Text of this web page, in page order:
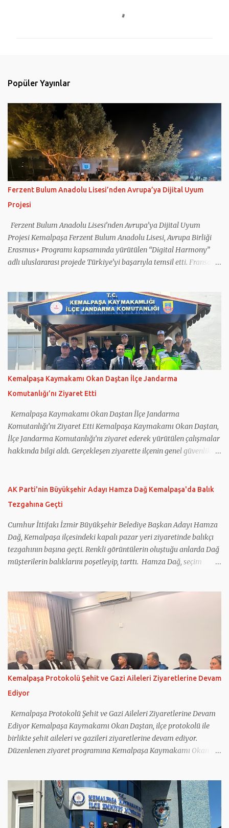
r
Popüler Yayınlar
Ferzent Bulum Anadolu Lisesi’nden Avrupa’ya Dijital Uyum
Projesi
Ferzent Bulum Anadolu Lisesi’nden Avrupa’ya Dijital Uyum
Projesi Kemalpaşa Ferzent Bulum Anadolu Lisesi, Avrupa Birliği
Erasmus+ Programı kapsamında yürütülen “Digital Harmony”
adlı uluslararası projede Türkiye’yi başarıyla temsil etti. Fransa
kurumları katıldı. Projede gençlerin dijital okuryazarlık
becerilerinin geliştirilmesi, sosyal medyanın bilinçli kullanımı,
dijital güvenlik ve ruh sağlığı konularında farkındalık
oluşturulması hedeflendi. Çalışmalar kapsamında öğretmen ve
öğrencilerin kullanımına yönelik eğitim materyalleri
hazırlanırken, sağlıklı teknoloji kullanımını destekleyen Digital
Harmony App adlı mobil uygulama da geliştirildi. Projenin
internet sitesinin hazırlanması ve güncel tutulması görevini
üstlenen Kemalpaşa Ferzent Bulum Anadolu Lisesi, proje
sonuçlarını ilçede düzenlenen tanıtım toplantısında paylaştı.
Okulun projedeki çalışmaları, ö...
Kemalpaşa Kaymakamı Okan Daştan İlçe Jandarma
Komutanlığı’nı Ziyaret Etti
Kemalpaşa Kaymakamı Okan Daştan İlçe Jandarma
Komutanlığı’nı Ziyaret Etti Kemalpaşa Kaymakamı Okan Daştan,
İlçe Jandarma Komutanlığı’nı ziyaret ederek yürütülen çalışmalar
hakkında bilgi aldı. Gerçekleşen ziyarette ilçenin genel güvenlik
Mehmet Önder Ortoğlu, İlçe Jandarma Komutanlığı’nın
faaliyetleri hakkında Kaymakam Daştan’a bilgi verdi. Jandarma
vatandaşların huzur ve güvenliği için gece gündüz fedakârca
görev yapan tüm personele teşekkür ederek çalışmalarında
başarılar diledi.
AK Parti'nin Büyükşehir Adayı Hamza Dağ Kemalpaşa'da Balık
Tezgahına Geçti
Cumhur İttifakı İzmir Büyükşehir Belediye Başkan Adayı Hamza
Dağ, Kemalpaşa ilçesindeki kapalı pazar yeri ziyaretinde balıkçı
tezgahının başına geçti. Renkli görüntülerin oluştuğu anlarda Dağ
müşterilerin balıklarını poşetleyip, tarttı. Hamza Dağ, seçim
merkezini ziyaret etti. Daha sonra ilçenin işlek caddelerinde esnafı
ziyaret etti. Esnafla sohbet eden Dağ, onların taleplerini dinledi.
Daha sonra kapalı pazar yerini dolaşan Dağ, esnafa hayırlı ve bol
kazançlar diledi. Vatandaşların taleplerini de not alan Dağ,
çocuklarla da fotoğraf çektirdi. Hamza Dağ ve Cumhur İttifakı
Kemalpaşa Belediye Başkan Adayı Galip Atar, pazar yerindeki bir
balıkçıda tezgah başına geçti. Renkli görüntülere sahne olan
anlarda Hamza Dağ ve Galip Atar, müşterilere balık tarttı.
Kemalpaşa Ziraat Odası Başkanlığı’nı da ziyaret eden Dağ ve
beraberindekiler buradan sonra Erzurum ...
Kemalpaşa Protokolü Şehit ve Gazi Aileleri Ziyaretlerine Devam
Ediyor
Kemalpaşa Protokolü Şehit ve Gazi Aileleri Ziyaretlerine Devam
Ediyor Kemalpaşa Kaymakamı Okan Daştan, ilçe protokolü ile
birlikte şehit aileleri ve gazileri ziyaretlerine devam ediyor.
Düzenlenen ziyaret programına Kemalpaşa Kaymakamı Okan
İlhan Tatar, İlçe Müftüsü Nurullah Birlik ile Sosyal Yardımlaşma
ve Dayanışma Vakfı Müdürü Kadriye Baş katıldı. Kaymakam
Daştan ve beraberindeki heyet; 2019 yılında Hakkâri Çukurca'da
Pençe-2 Harekâtı kapsamında yaralanan kahraman gazimiz